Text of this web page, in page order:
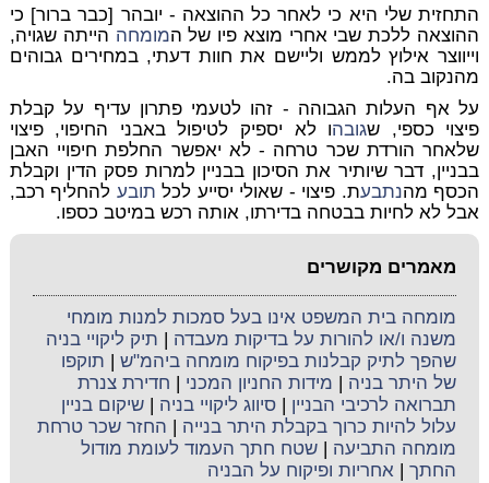
התחזית שלי היא כי לאחר כל ההוצאה - יובהר [כבר ברור] כי
ההוצאה ללכת שבי אחרי מוצא פיו של המומחה הייתה שגויה,
וייווצר אילוץ לממש וליישם את חוות דעתי, במחירים גבוהים
מהנקוב בה.
על אף העלות הגבוהה - זהו לטעמי פתרון עדיף על קבלת
פיצוי כספי, שגובהו לא יספיק לטיפול באבני החיפוי, פיצוי
שלאחר הורדת שכר טרחה - לא יאפשר החלפת חיפויי האבן
בבניין, דבר שיותיר את הסיכון בבניין למרות פסק הדין וקבלת
הכסף מהנתבעת. פיצוי - שאולי יסייע לכל תובע להחליף רכב,
אבל לא לחיות בבטחה בדירתו, אותה רכש במיטב כספו.
מאמרים מקושרים
מומחה בית המשפט אינו בעל סמכות למנות מומחי
משנה ו/או להורות על בדיקות מעבדה
תיק ליקויי בניה
שהפך לתיק קבלנות בפיקוח מומחה ביהמ"ש
תוקפו
של היתר בניה
מידות החניון המכני
חדירת צנרת
תברואה לרכיבי הבניין |סיווג ליקויי בניה |שיקום בניין
עלול להיות כרוך בקבלת היתר בנייה
החזר שכר טרחת
מומחה התביעה |שטח חתך העמוד לעומת מודול
החתך |אחריות ופיקוח על הבניה